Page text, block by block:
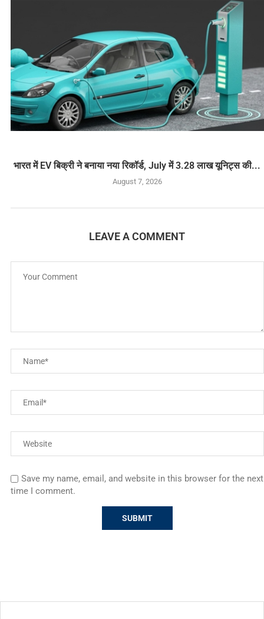
भारत में EV बिक्री ने बनाया नया रिकॉर्ड, July में 3.28 लाख यूनिट्स की...
August 7, 2026
LEAVE A COMMENT
Save my name, email, and website in this browser for the next
time I comment.